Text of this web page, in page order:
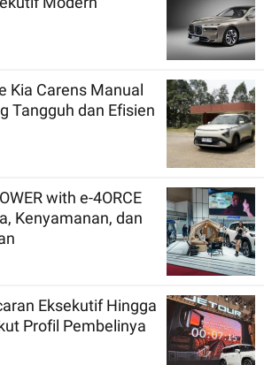
Kia Carens Manual
Tangguh dan Efisien
with e-4ORCE
Kenyamanan, dan
Eksekutif Hingga
Profil Pembelinya